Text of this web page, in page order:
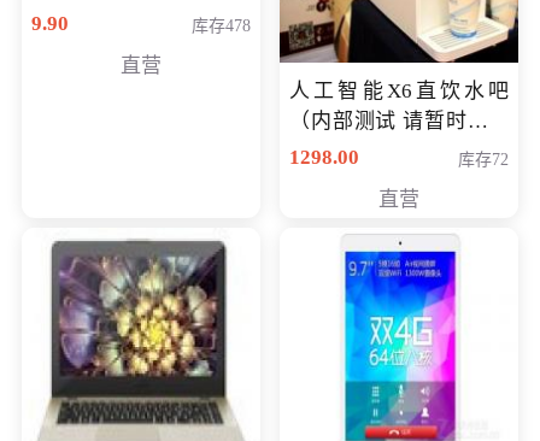
9.90 库存478
直营
人工智能X6直饮水吧
（内部测试 请暂时不要
购买）
1298.00 库存72
直营